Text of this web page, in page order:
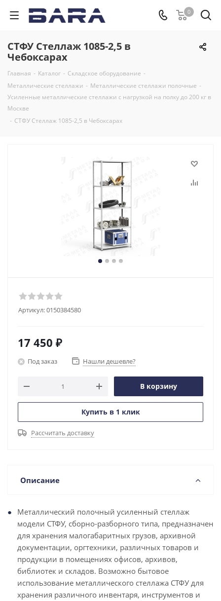
0
СТФУ Стеллаж 1085-2,5 в
Чебоксарах
Главная - Каталог - Складское оборудование -
Металлические стеллажи - Металлические стеллажи полочные -
Усиленные металлические стеллажи с нагрузкой на полку до 200 кг в
Москве
- СТФУ Стеллаж 1085-2,5 в Чебоксарах
Артикул:0150384580
17 450 ₽
Под заказ Нашли дешевле?
В корзину
Купить в 1 клик
Рассчитать доставку
Описание
Металлический полочный усиленный стеллаж
модели СТФУ, сборно-разборного типа, предназначен
для хранения малогабаритных грузов, архивной
документации, оргтехники, различных товаров и
продукции в помещениях офисов, архивов,
библиотек и складов. Возможно бытовое
использование металлического стеллажа СТФУ для
хранения различного инвентаря, инструментов и